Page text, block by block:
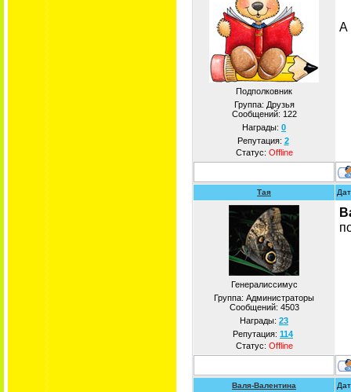
Подполковник
Группа: Друзья
Сообщений: 122
Награды: 0
Репутация: 2
Статус: Offline
А
Тая
Генералиссимус
Группа: Администраторы
Сообщений: 4503
Награды: 23
Репутация: 114
Статус: Offline
Валя-Валентина